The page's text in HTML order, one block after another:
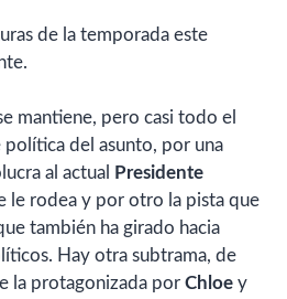
de la temporada este
mantiene, pero casi todo el
política del asunto, por una
al actual
Presidente
le rodea y por otro la pista que
también ha girado hacia
Hay otra subtrama, de
la protagonizada por Chloe y